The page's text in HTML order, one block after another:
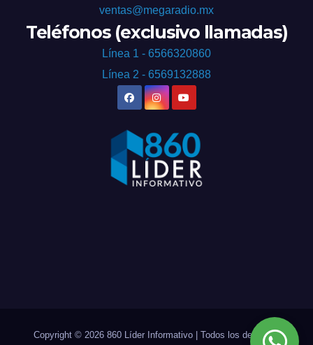
ventas@megaradio.mx
Teléfonos (exclusivo llamadas)
Línea 1 - 6566320860
Línea 2 - 6569132888
Copyright © 2026 860 Líder Informativo | Todos los derechos